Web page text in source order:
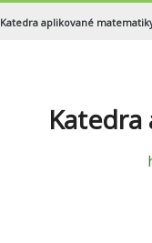
Katedra aplikované